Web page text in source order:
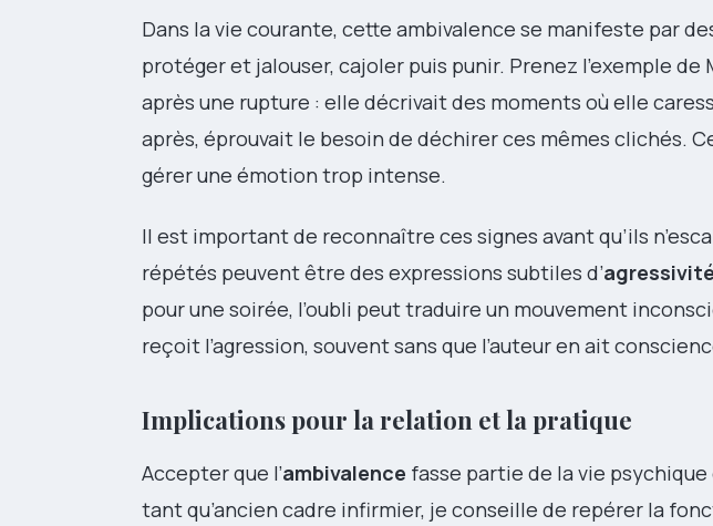
Dans la vie courante, cette ambivalence se manifeste par
protéger et jalouser, cajoler puis punir. Prenez l’exemple de
après une rupture : elle décrivait des moments où elle
après, éprouvait le besoin de déchirer ces mêmes clichés.
gérer une émotion trop intense.
Il est important de reconnaître ces signes avant qu’ils
répétés peuvent être des expressions subtiles d’agressivité
pour une soirée, l’oubli peut traduire un mouvement
reçoit l’agression, souvent sans que l’auteur en ait
Implications pour la relation et la pratique
Accepter que l’ambivalence fasse partie de la vie
tant qu’ancien cadre infirmier, je conseille de repérer la